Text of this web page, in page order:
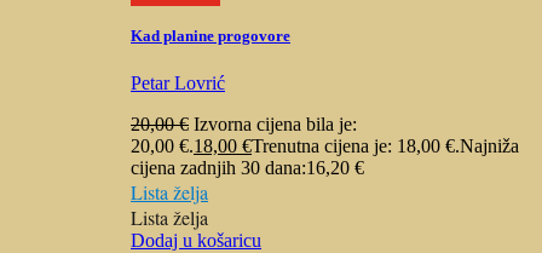
Kad planine progovore
Petar Lovrić
20,00€ Izvorna cijena bila je:
20,00 €.18,00 €Trenutna cijena je: 18,00 €.Najniža
cijena zadnjih 30 dana:16,20 €
Lista želja
Lista želja
Dodaj u košaricu